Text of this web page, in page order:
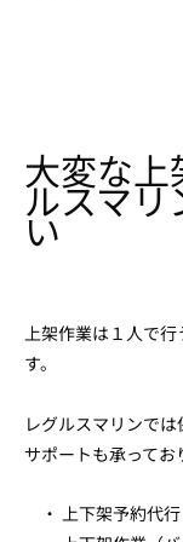
大変な上
ルスマリ
い
上架作業は１人で
す。
レグルスマリンで
サポートも承ってお
・ 上下架予約代行